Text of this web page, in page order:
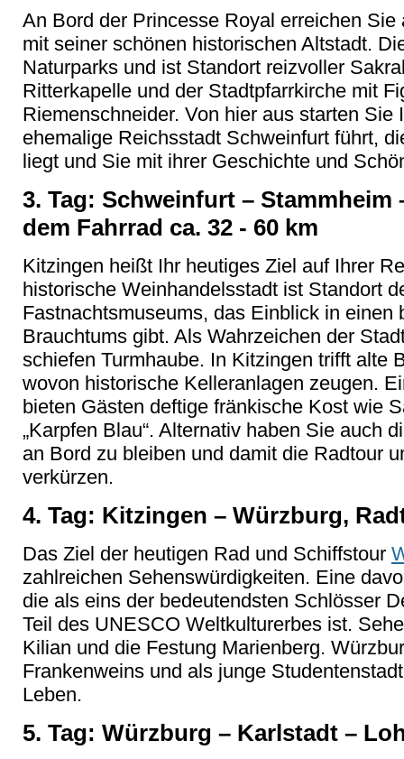
An Bord der Princesse Royal erreichen
mit seiner schönen historischen Altstadt.
Naturparks und ist Standort reizvoller
Ritterkapelle und der Stadtpfarrkirche mit
Riemenschneider. Von hier aus starten
ehemalige Reichsstadt Schweinfurt führt,
liegt und Sie mit ihrer Geschichte und
3. Tag: Schweinfurt –
dem Fahrrad ca. 32 - 60 km
Kitzingen heißt Ihr heutiges Ziel auf Ihrer
historische Weinhandelsstadt ist Standort
Fastnachtsmuseums, das Einblick in einen
Brauchtums gibt. Als Wahrzeichen der
schiefen Turmhaube. In Kitzingen trifft alte
wovon historische Kelleranlagen zeugen.
bieten Gästen deftige fränkische Kost wie
„Karpfen Blau“. Alternativ haben Sie auch
an Bord zu bleiben und damit die Radtour
verkürzen.
4. Tag: Kitzingen – Würzburg,
Das Ziel der heutigen Rad und Schiffstour
zahlreichen Sehenswürdigkeiten. Eine
die als eins der bedeutendsten Schlösser
Teil des UNESCO Weltkulturerbes ist.
Kilian und die Festung Marienberg.
Frankenweins und als junge
Leben.
5. Tag: Würzburg – Karlstadt –